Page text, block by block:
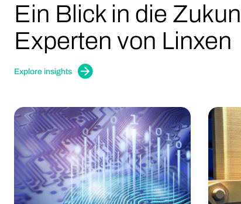
Ein Blick in die
Experten von Linxen
Explore insights